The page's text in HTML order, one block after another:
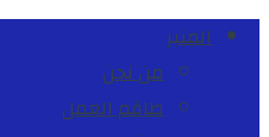
المنبر
من نحن
طاقم العمل